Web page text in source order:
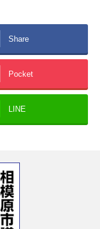
Share
Pocket
LINE